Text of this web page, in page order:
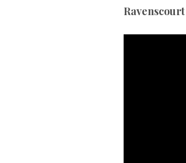
Ravenscourt